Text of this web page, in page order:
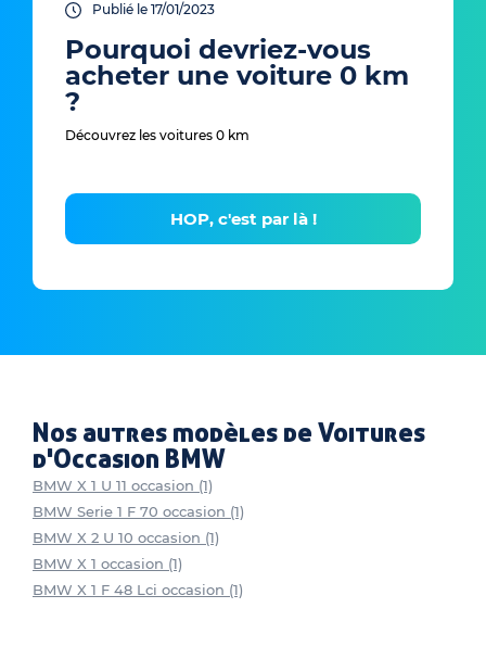
Publié le 17/01/2023
Pourquoi devriez-vous
acheter une voiture 0 km
?
Découvrez les voitures 0 km
HOP, c'est par là !
Nos autres modèles de Voitures
d'Occasion BMW
BMW X 1 U 11 occasion (1)
BMW Serie 1 F 70 occasion (1)
BMW X 2 U 10 occasion (1)
BMW X 1 occasion (1)
BMW X 1 F 48 Lci occasion (1)